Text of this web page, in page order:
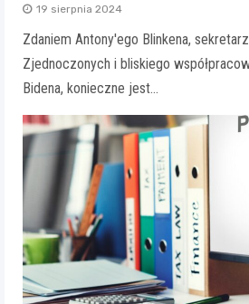
19 sierpnia 2024
Zdaniem Antony'ego Blinkena,
Zjednoczonych i bliskiego
Bidena, konieczne jest…